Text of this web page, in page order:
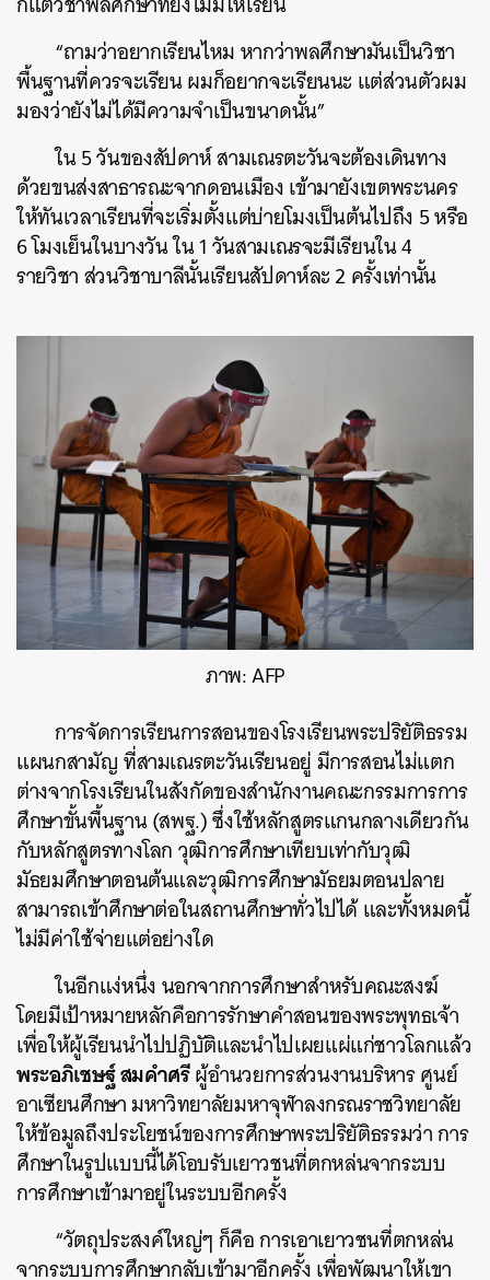
“ถามว่าอยากเรียนไหม หากว่าพลศึกษามันเป็นวิชา
พื้นฐานที่ควรจะเรียน ผมก็อยากจะเรียนนะ แต่ส่วนตัวผม
มองว่ายังไม่ได้มีความจำเป็นขนาดนั้น”
ใน 5 วันของสัปดาห์ สามเณรตะวันจะต้องเดินทาง
ด้วยขนส่งสาธารณะจากดอนเมือง เข้ามายังเขตพระนคร
ให้ทันเวลาเรียนที่จะเริ่มตั้งแต่บ่ายโมงเป็นต้นไปถึง 5 หรือ
6 โมงเย็นในบางวัน ใน 1 วันสามเณรจะมีเรียนใน 4
รายวิชา ส่วนวิชาบาลีนั้นเรียนสัปดาห์ละ 2 ครั้งเท่านั้น
ภาพ: AFP
การจัดการเรียนการสอนของโรงเรียนพระปริยัติธรรม
แผนกสามัญ ที่สามเณรตะวันเรียนอยู่ มีการสอนไม่แตก
ต่างจากโรงเรียนในสังกัดของสำนักงานคณะกรรมการการ
ศึกษาขั้นพื้นฐาน (สพฐ.) ซึ่งใช้หลักสูตรแกนกลางเดียวกัน
กับหลักสูตรทางโลก วุฒิการศึกษาเทียบเท่ากับวุฒิ
มัธยมศึกษาตอนต้นและวุฒิการศึกษามัธยมตอนปลาย
สามารถเข้าศึกษาต่อในสถานศึกษาทั่วไปได้ และทั้งหมดนี้
ไม่มีค่าใช้จ่ายแต่อย่างใด
ในอีกแง่หนึ่ง นอกจากการศึกษาสำหรับคณะสงฆ์
โดยมีเป้าหมายหลักคือการรักษาคำสอนของพระพุทธเจ้า
เพื่อให้ผู้เรียนนำไปปฏิบัติและนำไปเผยแผ่แก่ชาวโลกแล้ว
พระอภิเชษฐ์ สมคำศรีผู้อำนวยการส่วนงานบริหาร ศูนย์
อาเซียนศึกษา มหาวิทยาลัยมหาจุฬาลงกรณราชวิทยาลัย
ให้ข้อมูลถึงประโยชน์ของการศึกษาพระปริยัติธรรมว่า การ
ศึกษาในรูปแบบนี้ได้โอบรับเยาวชนที่ตกหล่นจากระบบ
การศึกษาเข้ามาอยู่ในระบบอีกครั้ง
“วัตถุประสงค์ใหญ่ๆ ก็คือ การเอาเยาวชนที่ตกหล่น
จากระบบการศึกษากลับเข้ามาอีกครั้ง เพื่อพัฒนาให้เขา